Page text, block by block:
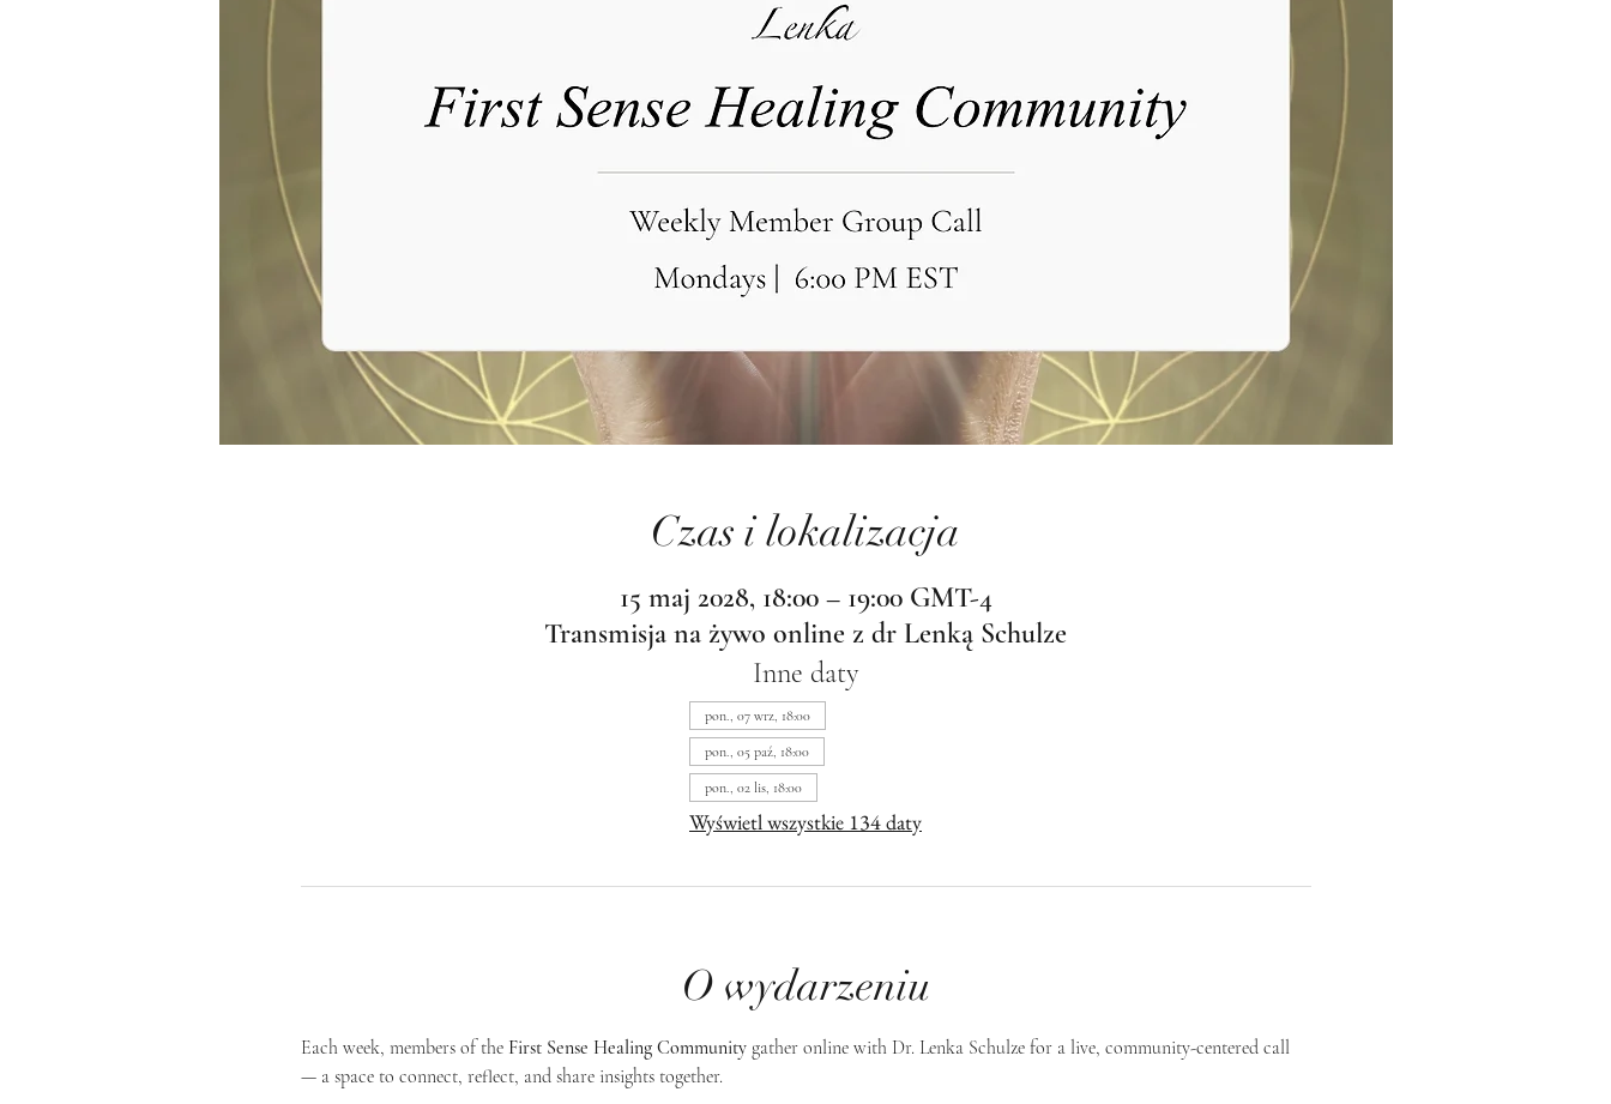
Czas i lokalizacja
15 maj 2028, 18:00 – 19:00 GMT-4
Transmisja na żywo online z dr Lenką Schulze
Inne daty
pon., 07 wrz, 18:00
pon., 05 paź, 18:00
pon., 02 lis, 18:00
Wyświetl wszystkie 134 daty
O wydarzeniu
Each week, members of the First Sense Healing Community gather online with Dr. Lenka Schulze for a live, community-centered call
— a space to connect, reflect, and share insights together.